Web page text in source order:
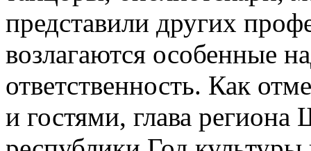
представили других
возлагаются особенные
ответственность. Как
и гостями, глава